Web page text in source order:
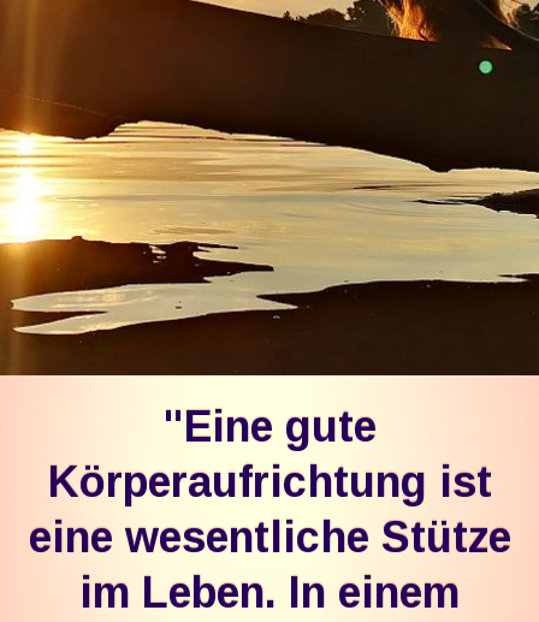
"Eine gute
Körperaufrichtung ist
eine wesentliche Stütze
im Leben. In einem